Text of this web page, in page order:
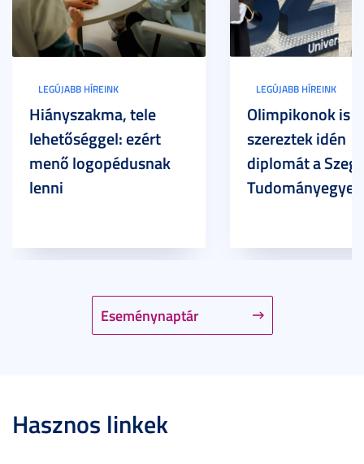
Eseménynaptár
LEGÚJABB HÍREINK
Hiányszakma, tele
lehetőséggel: ezért
menő logopédusnak
lenni
LEGÚJABB HÍREINK
Olimpikonok is
szereztek idén
diplomát a
Hasznos linkek